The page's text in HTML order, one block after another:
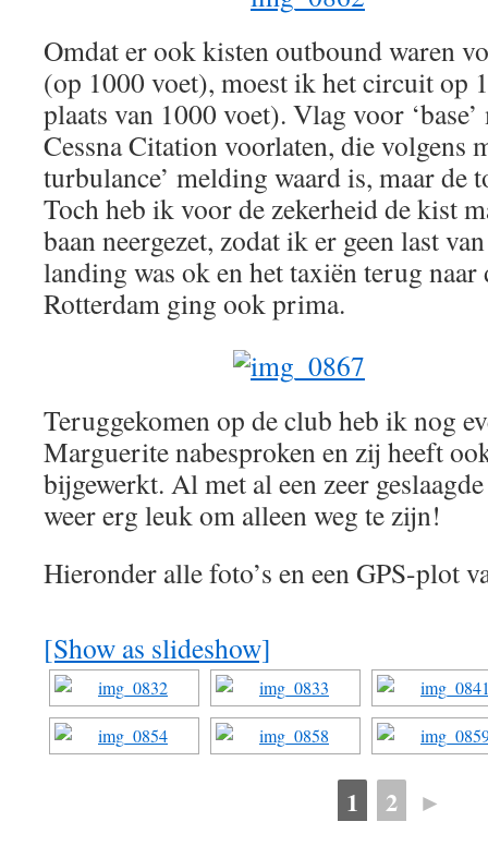
Omdat er ook kisten outbound waren
(op 1000 voet), moest ik het circuit op
plaats van 1000 voet). Vlag voor
Cessna Citation voorlaten, die volgens
turbulance’ melding waard is, maar de
Toch heb ik voor de zekerheid de kist
baan neergezet, zodat ik er geen last
landing was ok en het taxiën terug
Rotterdam ging ook prima.
Teruggekomen op de club heb ik nog
Marguerite nabesproken en zij heeft
bijgewerkt. Al met al een zeer
weer erg leuk om alleen weg te zijn!
Hieronder alle foto’s en een GPS-plot
[Show as slideshow]
1 2 ►